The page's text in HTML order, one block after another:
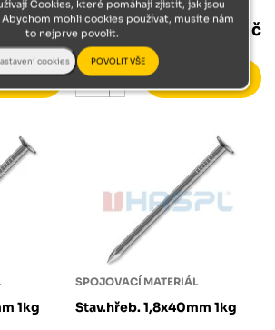
124 Kč skladem 124 Kč
kg
1kg
SPOJOVACÍ MATERIÁL
Stav.hřeb. 1,8x40mm 1kg
Cookies, které pomáhají zjistit, jak jsou
Abychom mohli cookies používat, musíte nám
to nejprve povolit.